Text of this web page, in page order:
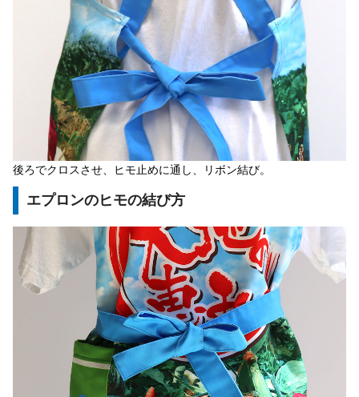
後ろでクロスさせ、ヒモ止めに通し、リボン結び。
エプロンのヒモの結び方